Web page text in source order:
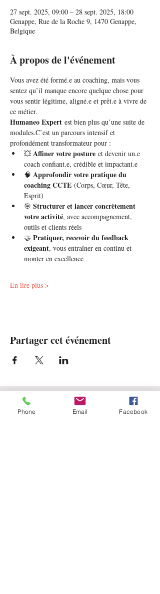
27 sept. 2025, 09:00 – 28 sept. 2025, 18:00
Genappe, Rue de la Roche 9, 1470 Genappe,
Belgique
À propos de l'événement
Vous avez été formé.e au coaching, mais vous
sentez qu’il manque encore quelque chose pour
vous sentir légitime, aligné.e et prêt.e à vivre de
ce métier.
Humaneo Expert est bien plus qu’une suite de
modules.C’est un parcours intensif et
profondément transformateur pour :
💥 Affiner votre posture et devenir un.e
coach confiant.e, crédible et impactant.e
🧠 Approfondir votre pratique du
coaching CCTE (Corps, Cœur, Tête,
Esprit)
🎯 Structurer et lancer concrètement
votre activité, avec accompagnement,
outils et clients réels
🤝 Pratiquer, recevoir du feedback
exigeant, vous entraîner en continu et
monter en excellence
En lire plus >
Partager cet événement
Contact
Humaneo Coaching
Phone Email Facebook